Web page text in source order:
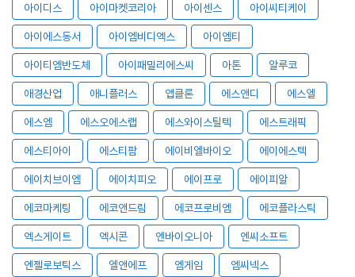
아이디스 아이마켓코리아 아이센스 아이씨티케이
아이에스동서 아이엠비디엑스 아이엠티
아이티엠반도체 아이패밀리에스씨 아톤 알루코
애경산업 애니플러스 앱클론 에스앤디 에스엘
에스엠 에스오에스랩 에스와이스틸텍 에스트래픽
에스티아이 에스티팜 에이비엘바이오 에이에스텍
에이치브이엠 에이치피오 에이프로 에이피알
에코마케팅 에코앤드림 에코프로비엠 에코플라스틱
엑스게이트 엑시콘 엔바이오니아 엔씨소프트
엔젤로보틱스 엘앤에프 엠게임 엠씨넥스